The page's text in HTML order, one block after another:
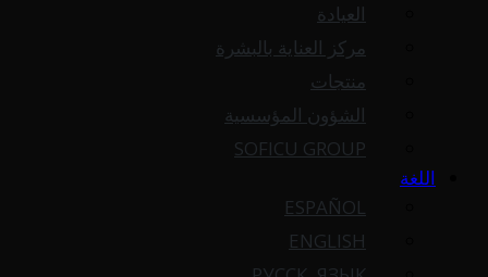
العيادة
مركز العناية بالبشرة
منتجات
الشؤون المؤسسية
SOFICU GROUP
اللغة
ESPAÑOL
ENGLISH